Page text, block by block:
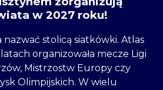
w 2027 roku!
nazwać stolicą siatkówki. Atlas
organizowała mecze Ligi
Mistrzostw Europy czy
Olimpijskich. W wielu